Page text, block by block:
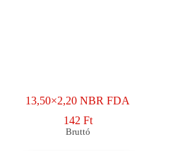
13,50×2,20 NBR FDA
142 Ft
Bruttó